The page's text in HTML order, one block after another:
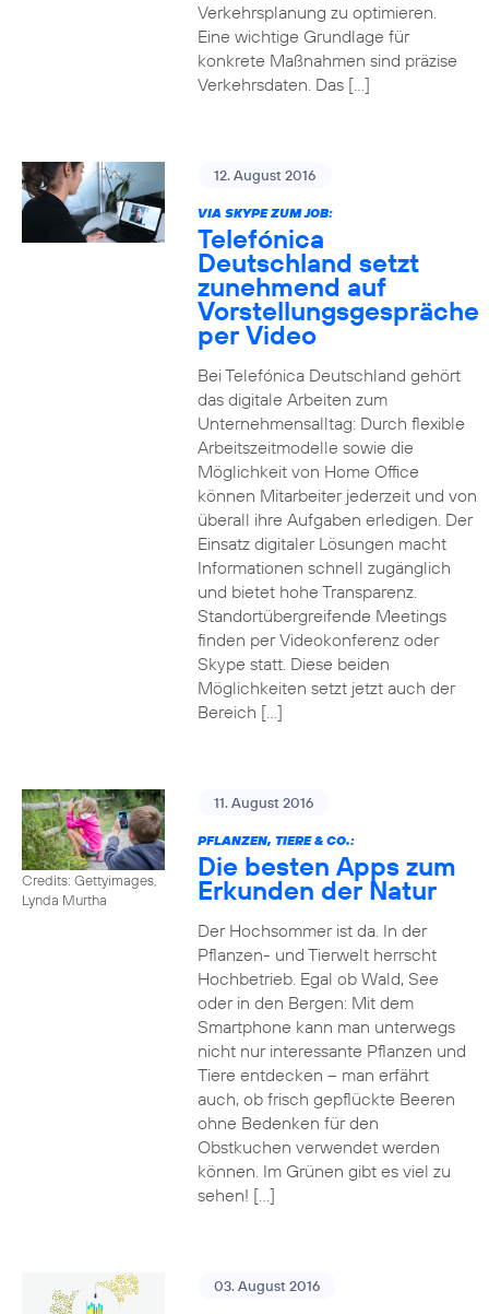
Verkehrsplanung zu optimieren.
Eine wichtige Grundlage für
konkrete Maßnahmen sind präzise
Verkehrsdaten. Das […]
12. August 2016
VIA SKYPE ZUM JOB:
Telefónica
Deutschland setzt
zunehmend auf
Vorstellungsgespräche
per Video
Bei Telefónica Deutschland gehört
das digitale Arbeiten zum
Unternehmensalltag: Durch flexible
Arbeitszeitmodelle sowie die
Möglichkeit von Home Office
können Mitarbeiter jederzeit und von
überall ihre Aufgaben erledigen. Der
Einsatz digitaler Lösungen macht
Informationen schnell zugänglich
und bietet hohe Transparenz.
Standortübergreifende Meetings
finden per Videokonferenz oder
Skype statt. Diese beiden
Möglichkeiten setzt jetzt auch der
Bereich […]
Credits: Gettyimages,
Lynda Murtha
11. August 2016
PFLANZEN, TIERE & CO.:
Die besten Apps zum
Erkunden der Natur
Der Hochsommer ist da. In der
Pflanzen- und Tierwelt herrscht
Hochbetrieb. Egal ob Wald, See
oder in den Bergen: Mit dem
Smartphone kann man unterwegs
nicht nur interessante Pflanzen und
Tiere entdecken – man erfährt
auch, ob frisch gepflückte Beeren
ohne Bedenken für den
Obstkuchen verwendet werden
können. Im Grünen gibt es viel zu
sehen! […]
03. August 2016